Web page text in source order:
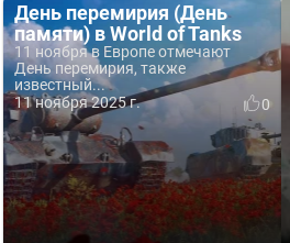
День перемирия (День
памяти) в World of Tanks
11 ноября в Европе отмечают
День перемирия, также
известный...
11 ноября 2025 г.
0